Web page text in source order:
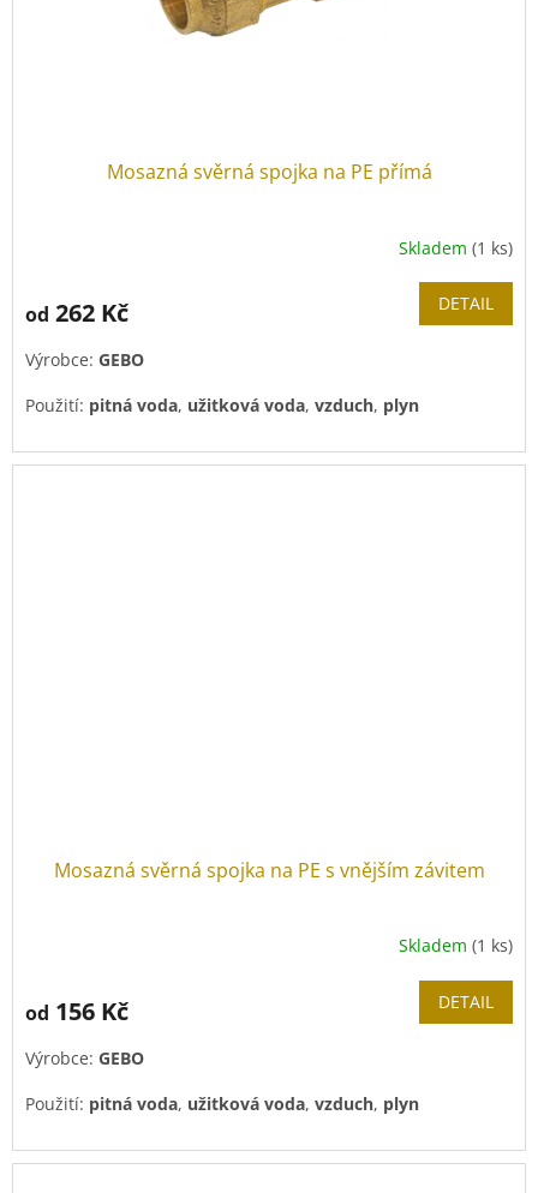
Mosazná svěrná spojka na PE přímá
Skladem (1 ks)
od 262 Kč DETAIL
Výrobce: GEBO
Použití: pitná voda, užitková voda, vzduch, plyn
Mosazná svěrná spojka na PE s vnějším závitem
Skladem (1 ks)
od 156 Kč DETAIL
Výrobce: GEBO
Použití: pitná voda, užitková voda, vzduch, plyn